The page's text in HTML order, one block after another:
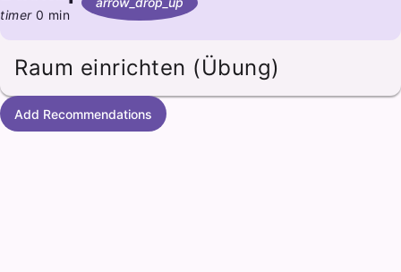
timer 0 min
Raum einrichten (Übung)
Add Recommendations